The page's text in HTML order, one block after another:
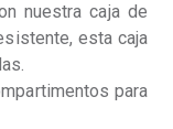
nuestra caja de
esta caja
para